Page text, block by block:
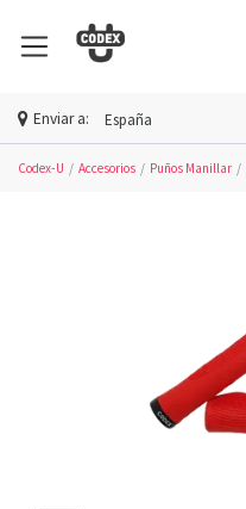
Enviar a: España
Codex-U Accesorios Puños Manillar